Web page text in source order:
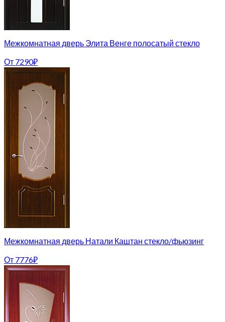
Межкомнатная дверь Элита Венге полосатый стекло
От 7290₽
Межкомнатная дверь Натали Каштан стекло/фьюзинг
От 7776₽